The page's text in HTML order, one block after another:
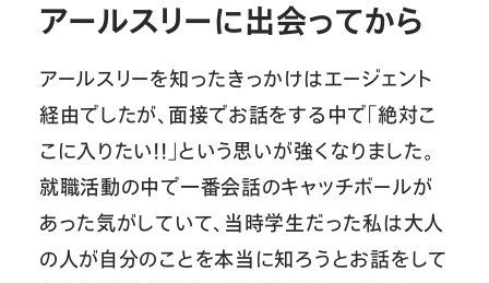
アールスリーに出会ってから
アールスリーを知ったきっかけはエージェント
経由でしたが、面接でお話をする中で「絶対こ
こに入りたい！！」という思いが強くなりました。
就職活動の中で一番会話のキャッチボールが
あった気がしていて、当時学生だった私は大人
の人が自分のことを本当に知ろうとお話をして